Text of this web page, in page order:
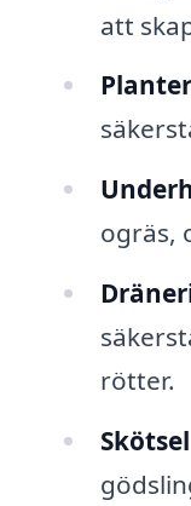
att
ogräs,
rötter.